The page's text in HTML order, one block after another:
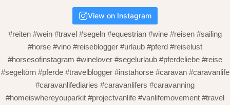
View on Instagram
#reiten #wein #travel #segeln #equestrian #wine #reisen #sailing
#horse #vino #reiseblogger #urlaub #pferd #reiselust
#horsesofinstagram #winelover #segelurlaub #pferdeliebe #reise
#segeltörn #pferde #travelblogger #instahorse #caravan #caravanlife
#caravanlifediaries #caravanlifers #caravanning
#homeiswhereyouparkit #projectvanlife #vanlifemovement #travel